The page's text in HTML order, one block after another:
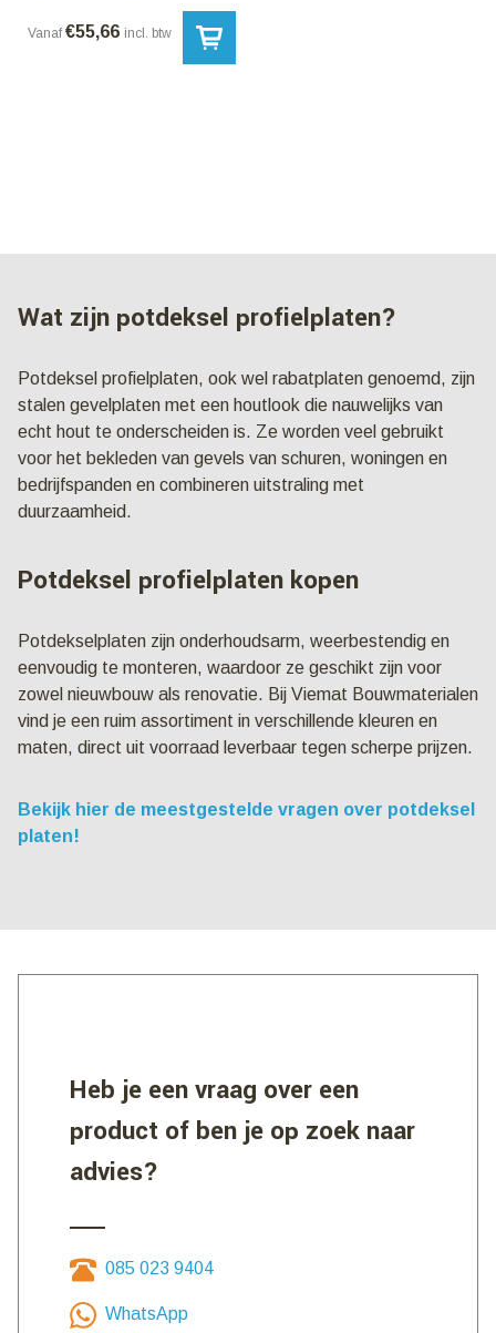
Vanaf €55,66 incl. btw
Wat zijn potdeksel profielplaten?
Potdeksel profielplaten, ook wel rabatplaten genoemd, zijn
stalen gevelplaten met een houtlook die nauwelijks van
echt hout te onderscheiden is. Ze worden veel gebruikt
voor het bekleden van gevels van schuren, woningen en
bedrijfspanden en combineren uitstraling met
duurzaamheid.
Potdeksel profielplaten kopen
Potdekselplaten zijn onderhoudsarm, weerbestendig en
eenvoudig te monteren, waardoor ze geschikt zijn voor
zowel nieuwbouw als renovatie. Bij Viemat Bouwmaterialen
vind je een ruim assortiment in verschillende kleuren en
maten, direct uit voorraad leverbaar tegen scherpe prijzen.
Bekijk hier de meestgestelde vragen over potdeksel
platen!
Heb je een vraag over een
product of ben je op zoek naar
advies?
085 023 9404
WhatsApp